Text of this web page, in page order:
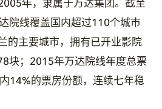
年，隶属于万达集团。截至
院线覆盖国内超过110个城市
的主要城市，拥有已开业影院
块；2015年万达院线年度总票
14%的票房份额，连续七年稳